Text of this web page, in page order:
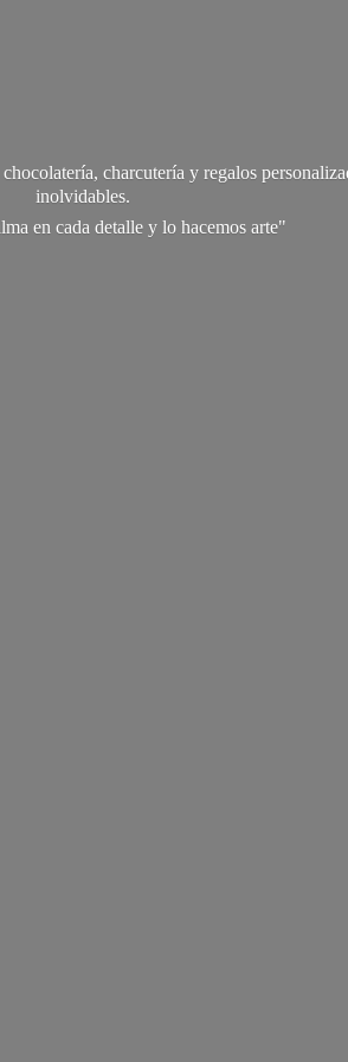
charcutería y regalos
inolvidables.
en cada detalle y lo hacemos arte"